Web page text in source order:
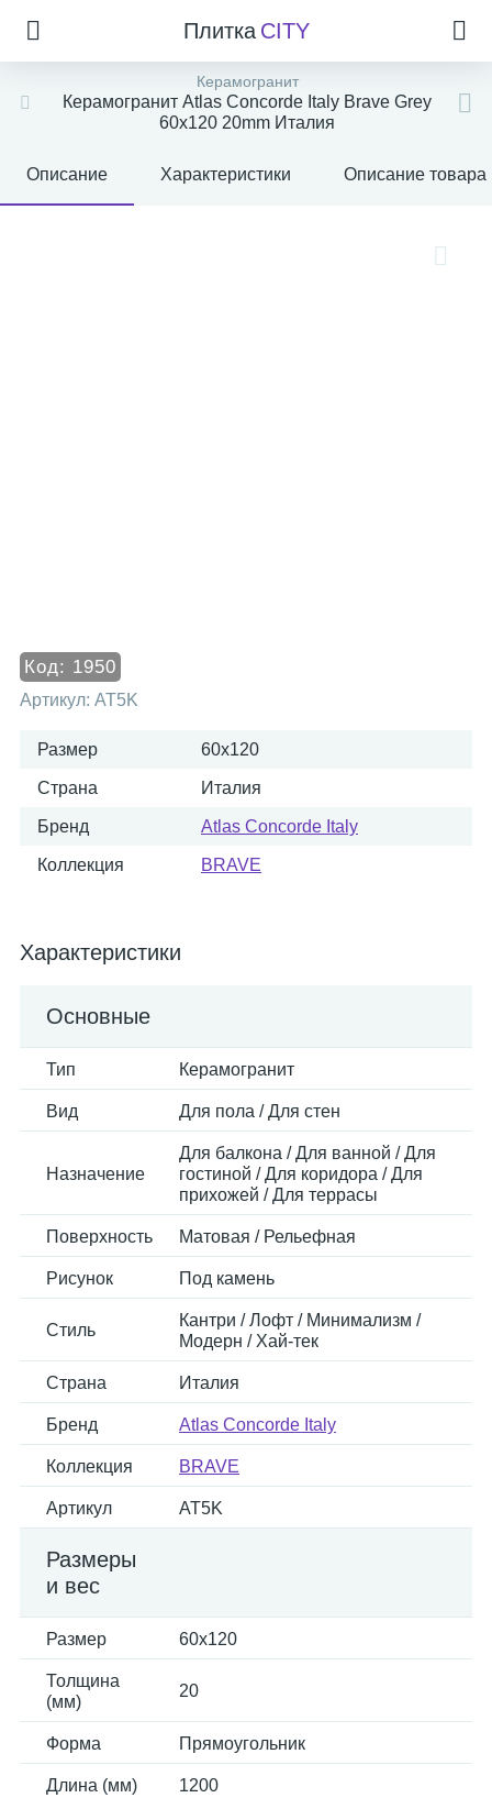
Плитка CITY
Керамогранит
Керамогранит Atlas Concorde Italy Brave Grey
60x120 20mm Италия
Описание Характеристики Описание товара
Код: 1950
Артикул: AT5K
Размер 60x120
Страна Италия
Бренд Atlas Concorde Italy
Коллекция BRAVE
Характеристики
Основные
Тип Керамогранит
Вид Для пола / Для стен
Назначение
Для балкона / Для ванной / Для
гостиной / Для коридора / Для
прихожей / Для террасы
Поверхность Матовая / Рельефная
Рисунок Под камень
Стиль
Кантри / Лофт / Минимализм /
Модерн / Хай-тек
Страна Италия
Бренд Atlas Concorde Italy
Коллекция BRAVE
Артикул AT5K
Размеры
и вес
Размер 60x120
Толщина
(мм)
20
Форма Прямоугольник
Длина (мм) 1200